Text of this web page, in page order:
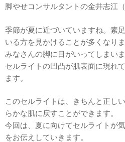
脚やせコンサルタントの金井志江
季節が夏に近づいていますね。素
いる方を見かけることが多くなり
みなさんの脚に目がいってしまい
セルライトの凹凸が肌表面に現れ
ます。
このセルライトは、きちんと正し
らかな肌に戻すことができます。
今回は、夏に向けてセルライトが
をお伝えしていきます。